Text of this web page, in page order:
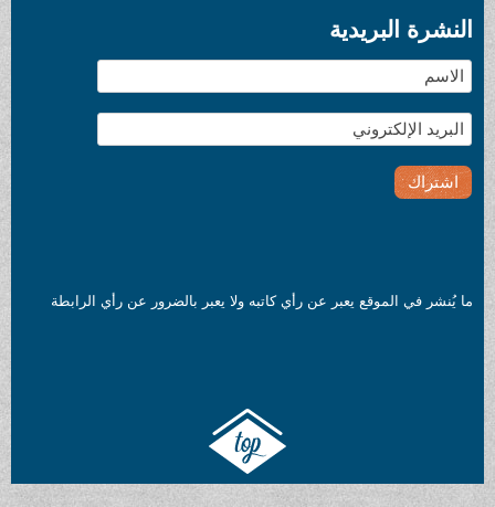
النشرة البريدية
ما يُنشر في الموقع يعبر عن رأي كاتبه ولا يعبر بالضرور عن رأي الرابطة